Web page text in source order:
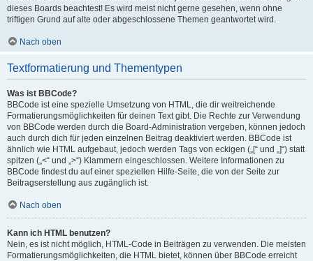
dieses Boards beachtest! Es wird meist nicht gerne gesehen, wenn ohne
triftigen Grund auf alte oder abgeschlossene Themen geantwortet wird.
Nach oben
Textformatierung und Thementypen
Was ist BBCode?
BBCode ist eine spezielle Umsetzung von HTML, die dir weitreichende
Formatierungsmöglichkeiten für deinen Text gibt. Die Rechte zur Verwendung
von BBCode werden durch die Board-Administration vergeben, können jedoch
auch durch dich für jeden einzelnen Beitrag deaktiviert werden. BBCode ist
ähnlich wie HTML aufgebaut, jedoch werden Tags von eckigen („[“ und „]“) statt
spitzen („<“ und „>“) Klammern eingeschlossen. Weitere Informationen zu
BBCode findest du auf einer speziellen Hilfe-Seite, die von der Seite zur
Beitragserstellung aus zugänglich ist.
Nach oben
Kann ich HTML benutzen?
Nein, es ist nicht möglich, HTML-Code in Beiträgen zu verwenden. Die meisten
Formatierungsmöglichkeiten, die HTML bietet, können über BBCode erreicht